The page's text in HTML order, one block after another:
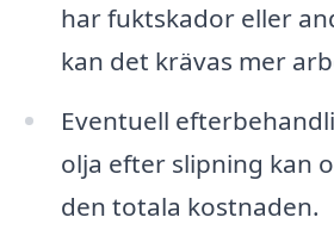
har fuktskador eller
kan det krävas mer
Eventuell
olja efter slipning kan
den totala kostnaden.